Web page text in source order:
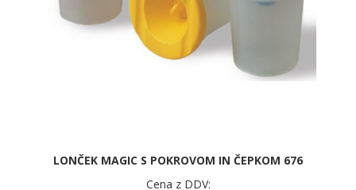
LONČEK MAGIC S POKROVOM IN ČEPKOM 676
Cena z DDV: